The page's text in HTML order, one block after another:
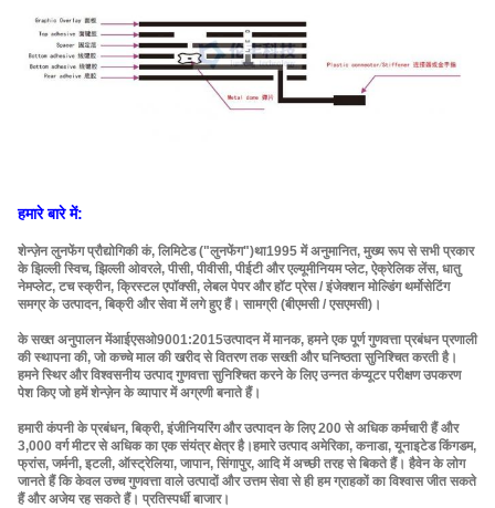
हमारे बारे में:
शेन्ज़ेन लुनफेंग प्रौद्योगिकी कं, लिमिटेड ("लुनफेंग")था1995 में अनुमानित, मुख्य रूप से सभी प्रकार
के झिल्ली स्विच, झिल्ली ओवरले, पीसी, पीवीसी, पीईटी और एल्यूमीनियम प्लेट, ऐक्रेलिक लेंस, धातु
नेमप्लेट, टच स्क्रीन, क्रिस्टल एपॉक्सी, लेबल पेपर और हॉट प्रेस / इंजेक्शन मोल्डिंग थर्मोसेटिंग
समग्र के उत्पादन, बिक्री और सेवा में लगे हुए हैं। सामग्री (बीएमसी / एसएमसी)।
के सख्त अनुपालन मेंआईएसओ9001:2015उत्पादन में मानक, हमने एक पूर्ण गुणवत्ता प्रबंधन प्रणाली
की स्थापना की, जो कच्चे माल की खरीद से वितरण तक सख्ती और घनिष्ठता सुनिश्चित करती है।
हमने स्थिर और विश्वसनीय उत्पाद गुणवत्ता सुनिश्चित करने के लिए उन्नत कंप्यूटर परीक्षण उपकरण
पेश किए जो हमें शेन्ज़ेन के व्यापार में अग्रणी बनाते हैं।
हमारी कंपनी के प्रबंधन, बिक्री, इंजीनियरिंग और उत्पादन के लिए 200 से अधिक कर्मचारी हैं और
3,000 वर्ग मीटर से अधिक का एक संयंत्र क्षेत्र है।हमारे उत्पाद अमेरिका, कनाडा, यूनाइटेड किंगडम,
फ्रांस, जर्मनी, इटली, ऑस्ट्रेलिया, जापान, सिंगापुर, आदि में अच्छी तरह से बिकते हैं। हैवेन के लोग
जानते हैं कि केवल उच्च गुणवत्ता वाले उत्पादों और उत्तम सेवा से ही हम ग्राहकों का विश्वास जीत सकते
हैं और अजेय रह सकते हैं। प्रतिस्पर्धी बाजार।